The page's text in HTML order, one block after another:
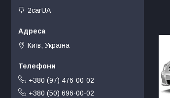
2carUA
Київ, Україна
+380 (97) 476-00-02
+380 (50) 696-00-02